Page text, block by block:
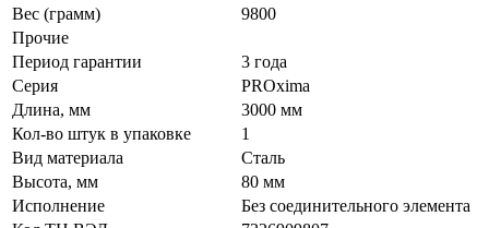
Вес (грамм)
9800
Прочие
Период гарантии
3 года
Серия
PROxima
Длина, мм
3000 мм
Кол-во штук в упаковке
1
Вид материала
Сталь
Высота, мм
80 мм
Исполнение
Без соединительного элемента